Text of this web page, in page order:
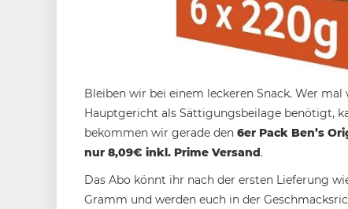
Bleiben wir bei einem leckeren Snack. Wer
Hauptgericht als Sättigungsbeilage benötigt,
bekommen wir gerade den 6er Pack Ben’s
nur 8,09€ inkl. Prime Versand.
Das Abo könnt ihr nach der ersten Lieferung
Gramm und werden euch in der